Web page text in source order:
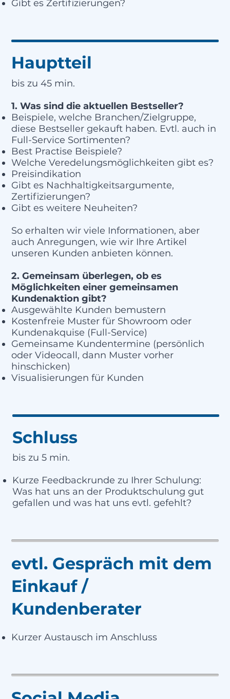
Gibt es Zertifizierungen?
Hauptteil
bis zu 45 min.
1. Was sind die aktuellen Bestseller?
Beispiele, welche Branchen/Zielgruppe,
diese Bestseller gekauft haben. Evtl. auch in
Full-Service Sortimenten?
Best Practise Beispiele?
Welche Veredelungsmöglichkeiten gibt es?
Preisindikation
Gibt es Nachhaltigkeitsargumente,
Zertifizierungen?
Gibt es weitere Neuheiten?
So erhalten wir viele Informationen, aber
auch Anregungen, wie wir Ihre Artikel
unseren Kunden anbieten können.
2. Gemeinsam überlegen, ob es
Möglichkeiten einer gemeinsamen
Kundenaktion gibt?
Ausgewählte Kunden bemustern
Kostenfreie Muster für Showroom oder
Kundenakquise (Full-Service)
Gemeinsame Kundentermine (persönlich
oder Videocall, dann Muster vorher
hinschicken)
Visualisierungen für Kunden
Schluss
bis zu 5 min.
Kurze Feedbackrunde zu Ihrer Schulung:
Was hat uns an der Produktschulung gut
gefallen und was hat uns evtl. gefehlt?
evtl. Gespräch mit dem
Einkauf /
Kundenberater
Kurzer Austausch im Anschluss